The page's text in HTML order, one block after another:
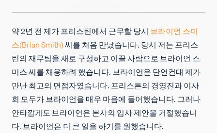
채용
약 2년 전 제가 프리스틴에서 근무할 당시 브라이언 스미
스(Brian Smith)씨를 처음 만났습니다. 당시 저는 프리스
틴의 재무팀을 새로 구성하고 이끌 사람으로 브라이언 스
미스 씨를 채용하려 했습니다. 브라이언은 단언컨대 제가
만난 최고의 면접자였습니다. 프리스튼의 경영진과 이사
회 모두가 브라이언을 매우 마음에 들어했습니다. 그러나
안타깝게도 브라이언은 본사의 입사 제안을 거절했습니
다. 브라이언은 더 큰 일을 하기를 원했습니다.